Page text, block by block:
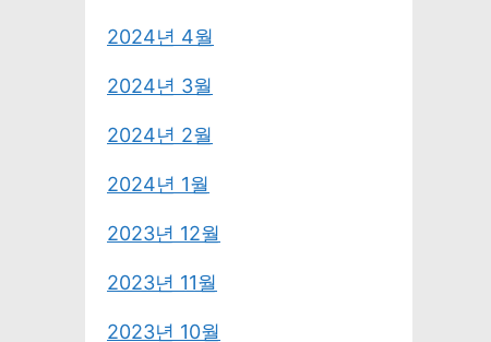
2024년 4월
2024년 3월
2024년 2월
2024년 1월
2023년 12월
2023년 11월
2023년 10월